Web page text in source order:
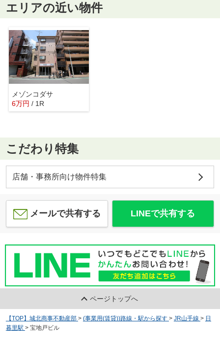
エリアの近い物件
メゾンコダサ
6万円 / 1R
こだわり特集
店舗・事務所向け物件特集
メールで共有する LINEで共有する
ページトップへ
【TOP】城北商事不動産部 > (事業用(賃貸))路線・駅から探す > JR山手線 > 日
暮里駅 > 宝地戸ビル